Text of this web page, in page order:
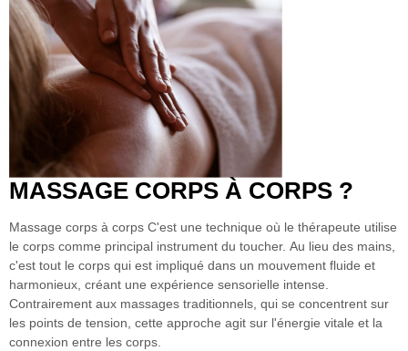
MASSAGE CORPS À CORPS ?
Massage corps à corps C'est une technique où le thérapeute utilise
le corps comme principal instrument du toucher. Au lieu des mains,
c'est tout le corps qui est impliqué dans un mouvement fluide et
harmonieux, créant une expérience sensorielle intense.
Contrairement aux massages traditionnels, qui se concentrent sur
les points de tension, cette approche agit sur l'énergie vitale et la
connexion entre les corps.